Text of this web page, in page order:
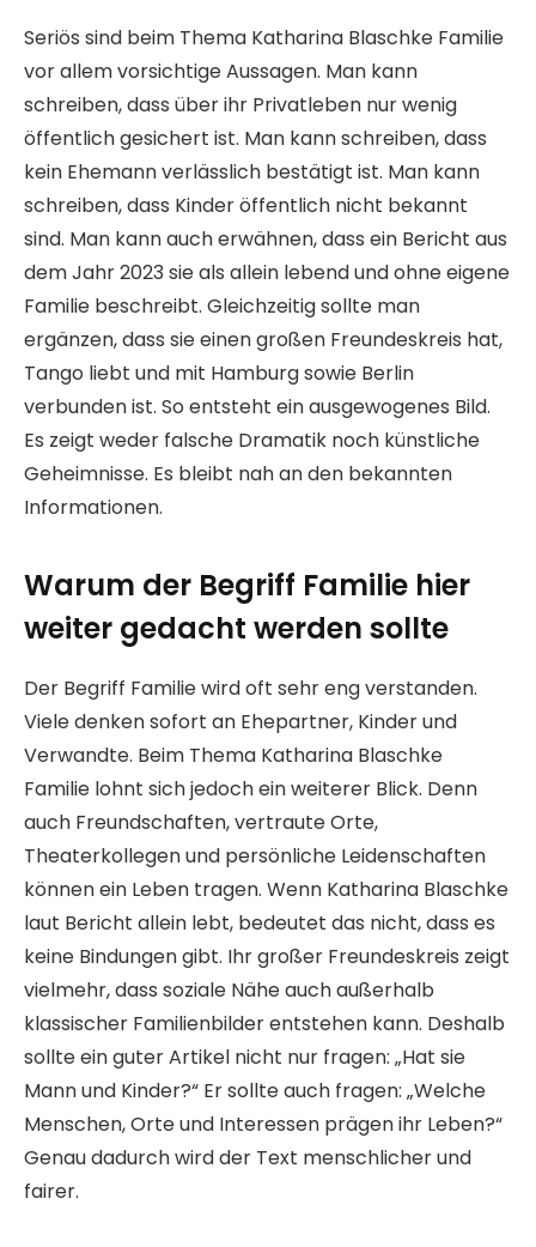
Seriös sind beim Thema Katharina Blaschke Familie
vor allem vorsichtige Aussagen. Man kann
schreiben, dass über ihr Privatleben nur wenig
öffentlich gesichert ist. Man kann schreiben, dass
kein Ehemann verlässlich bestätigt ist. Man kann
schreiben, dass Kinder öffentlich nicht bekannt
sind. Man kann auch erwähnen, dass ein Bericht aus
dem Jahr 2023 sie als allein lebend und ohne eigene
Familie beschreibt. Gleichzeitig sollte man
ergänzen, dass sie einen großen Freundeskreis hat,
Tango liebt und mit Hamburg sowie Berlin
verbunden ist. So entsteht ein ausgewogenes Bild.
Es zeigt weder falsche Dramatik noch künstliche
Geheimnisse. Es bleibt nah an den bekannten
Informationen.
Warum der Begriff Familie hier
weiter gedacht werden sollte
Der Begriff Familie wird oft sehr eng verstanden.
Viele denken sofort an Ehepartner, Kinder und
Verwandte. Beim Thema Katharina Blaschke
Familie lohnt sich jedoch ein weiterer Blick. Denn
auch Freundschaften, vertraute Orte,
Theaterkollegen und persönliche Leidenschaften
können ein Leben tragen. Wenn Katharina Blaschke
laut Bericht allein lebt, bedeutet das nicht, dass es
keine Bindungen gibt. Ihr großer Freundeskreis zeigt
vielmehr, dass soziale Nähe auch außerhalb
klassischer Familienbilder entstehen kann. Deshalb
sollte ein guter Artikel nicht nur fragen: „Hat sie
Mann und Kinder?“ Er sollte auch fragen: „Welche
Menschen, Orte und Interessen prägen ihr Leben?“
Genau dadurch wird der Text menschlicher und
fairer.